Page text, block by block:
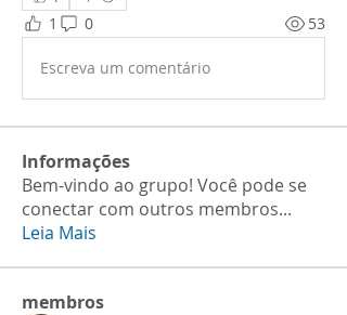
1 0 53
Escreva um comentário
Informações
Bem-vindo ao grupo! Você pode se
conectar com outros membros...
Leia Mais
membros